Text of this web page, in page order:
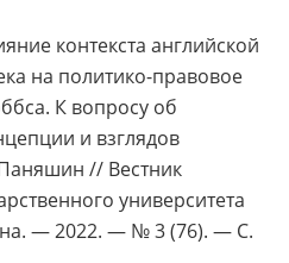
контекста английской
на политико-правовое
К вопросу об
и взглядов
// Вестник
университета
— 2022. — № 3 (76). — С.